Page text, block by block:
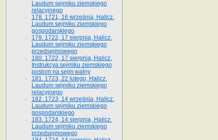
Laudum sejmiku ziemskiego
relacyjnego
178. 1721, 16 września, Halicz.
Laudum sejmiku ziemskiego
gospodarskiego
179. 1722, 17 sierpnia, Halicz.
Laudum sejmiku ziemskiego
przedsejmowego
180. 1722, 17 sierpnia, Halicz.
Instrukcya sejmiku ziemskiego
posłom na sejm walny
181. 1723, 22 lutego, Halicz.
Laudum sejmiku ziemskiego
relacyjnego
182. 1723, 14 września, Halicz.
Laudum sejmiku ziemskiego
gospodarskiego
183. 1724, 14 sierpnia, Halicz.
Laudum sejmiku ziemskiego
przedsejmowego